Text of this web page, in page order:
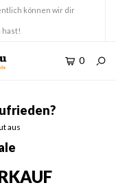
können wir dir
hast!
0
aus